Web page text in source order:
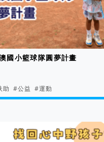
國小籃球隊圓夢計畫
助 #公益 #運動